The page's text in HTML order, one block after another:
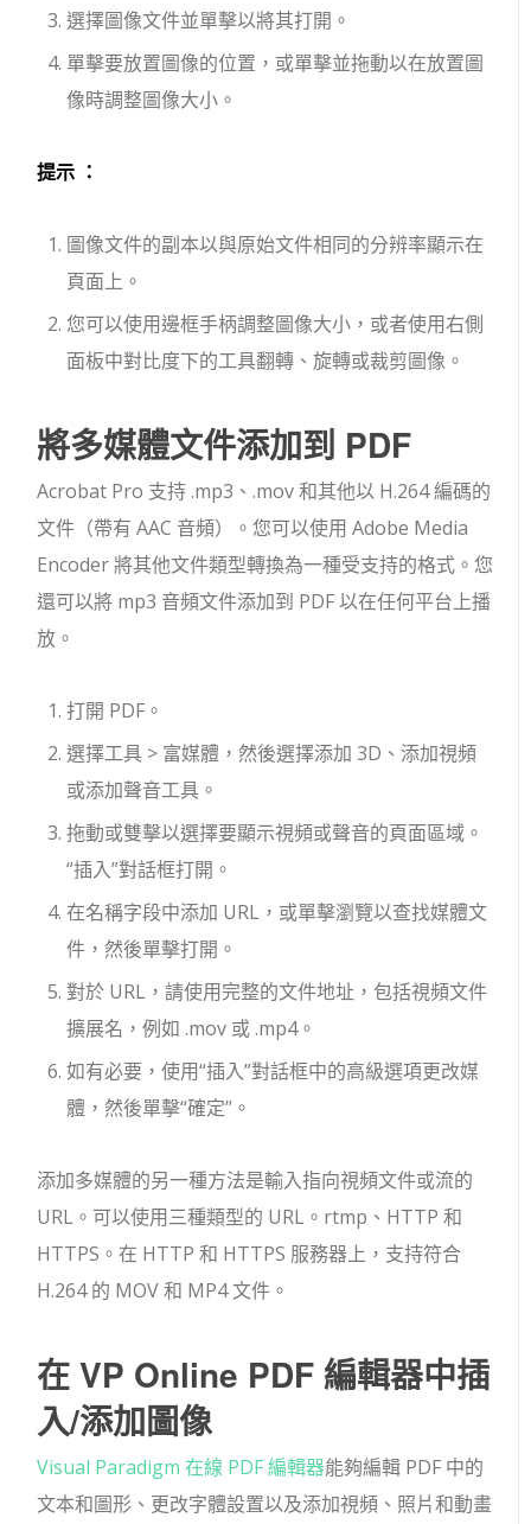
選擇圖像文件並單擊以將其打開。
單擊要放置圖像的位置，或單擊並拖動以在放置圖
像時調整圖像大小。
提示 ：
圖像文件的副本以與原始文件相同的分辨率顯示在
頁面上。
您可以使用邊框手柄調整圖像大小，或者使用右側
面板中對比度下的工具翻轉、旋轉或裁剪圖像。
將多媒體文件添加到 PDF
Acrobat Pro 支持 .mp3、.mov 和其他以 H.264 編碼的
文件（帶有 AAC 音頻）。您可以使用 Adob​​e Media
Encoder 將其他文件類型轉換為一種受支持的格式。您
還可以將 mp3 音頻文件添加到 PDF 以在任何平台上播
放。
打開 PDF。
選擇工具 > 富媒體，然後選擇添加 3D、添加視頻
或添加聲音工具。
拖動或雙擊以選擇要顯示視頻或聲音的頁面區域。
“插入”對話框打開。
在名稱字段中添加 URL，或單擊瀏覽以查找媒體文
件，然後單擊打開。
對於 URL，請使用完整的文件地址，包括視頻文件
擴展名，例如 .mov 或 .mp4。
如有必要，使用“插入”對話框中的高級選項更改媒
體，然後單擊“確定”。
添加多媒體的另一種方法是輸入指向視頻文件或流的
URL。可以使用三種類型的 URL。rtmp、HTTP 和
HTTPS。在 HTTP 和 HTTPS 服務器上，支持符合
H.264 的 MOV 和 MP4 文件。
在 VP Online PDF 編輯器中插
入/添加圖像
Visual Paradigm 在線 PDF 編輯器能夠編輯 PDF 中的
文本和圖形、更改字體設置以及添加視頻、照片和動畫